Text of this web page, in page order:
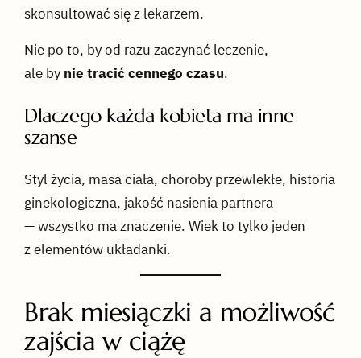
skonsultować się z lekarzem.
Nie po to, by od razu zaczynać leczenie,
ale by nie tracić cennego czasu.
Dlaczego każda kobieta ma inne
szanse
Styl życia, masa ciała, choroby przewlekłe, historia
ginekologiczna, jakość nasienia partnera
— wszystko ma znaczenie. Wiek to tylko jeden
z elementów układanki.
Brak miesiączki a możliwość
zajścia w ciążę